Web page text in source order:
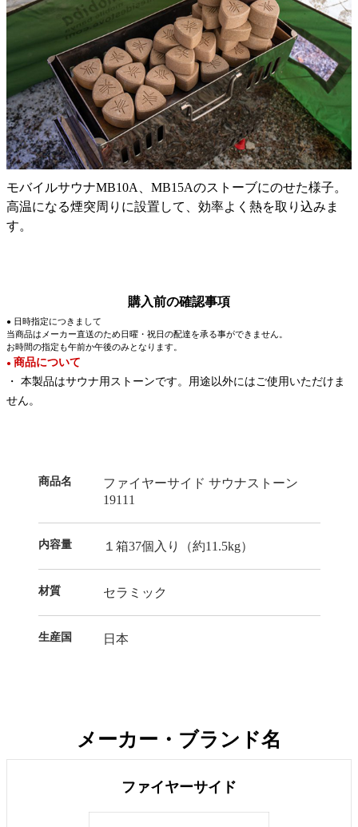
モバイルサウナMB10A、MB15Aのストーブにのせた様子。
高温になる煙突周りに設置して、効率よく熱を取り込みま
す。
購入前の確認事項
● 日時指定につきまして
当商品はメーカー直送のため日曜・祝日の配達を承る事ができません。
お時間の指定も午前か午後のみとなります。
● 商品について
・ 本製品はサウナ用ストーンです。用途以外にはご使用いただけま
せん。
商品名
ファイヤーサイド サウナストーン
19111
内容量 １箱37個入り（約11.5kg）
材質 セラミック
生産国 日本
メーカー・ブランド名
ファイヤーサイド